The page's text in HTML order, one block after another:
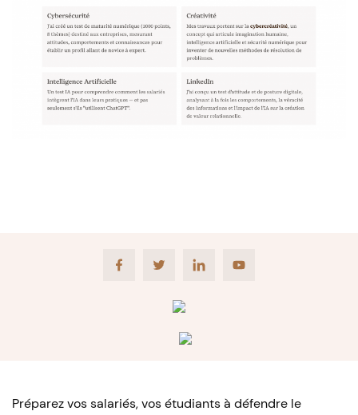
FacebookTwitter LinkedIn Youtube
Préparez vos salariés, vos étudiants à défendre le